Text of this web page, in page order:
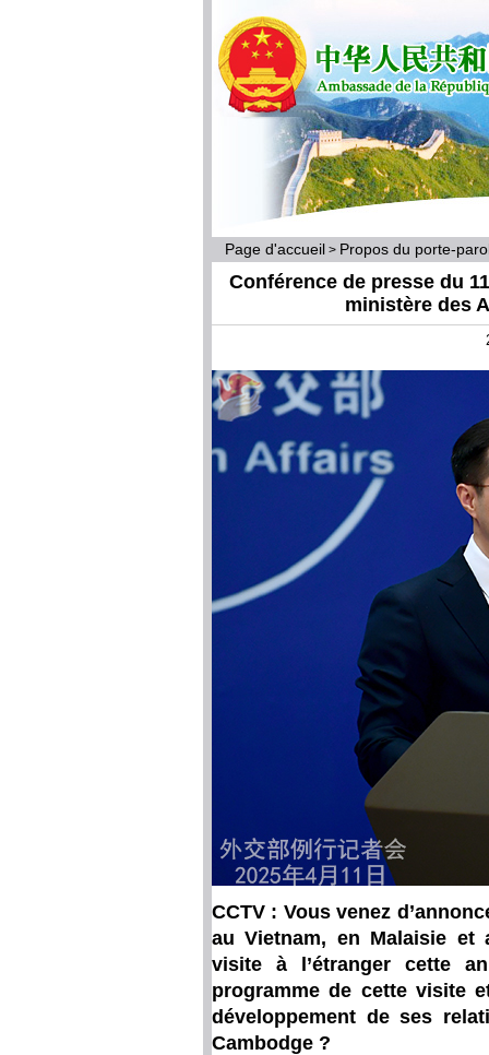
Page d'accueil > Propos du porte-
Conférence de presse du
ministère des
CCTV : Vous venez
au Vietnam, en Malaisie et
visite à l’étranger cette
programme de cette visite
développement de ses
Cambodge ?